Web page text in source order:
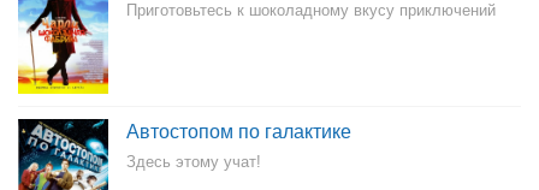
Приготовьтесь к шоколадному вкусу приключений
Автостопом по галактике
Здесь этому учат!